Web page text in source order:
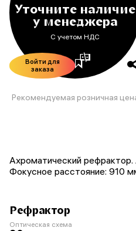
Уточните наличие
у менеджера
С учетом НДС
Войти для
заказа
Рекомендуемая розничная
Ахроматический
Фокусное расстояние: 910
Рефрактор
Оптическая схема